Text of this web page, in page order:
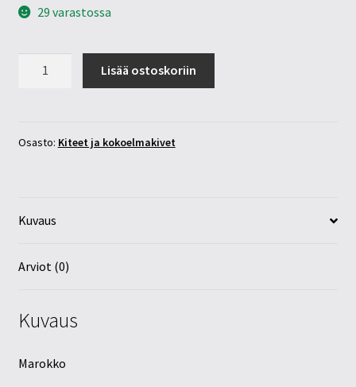
29 varastossa
Lisää ostoskoriin
Osasto: Kiteet ja kokoelmakivet
Kuvaus
Arviot (0)
Kuvaus
Marokko